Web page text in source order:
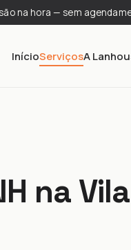
na hora — sem
InícioServiçosA
na